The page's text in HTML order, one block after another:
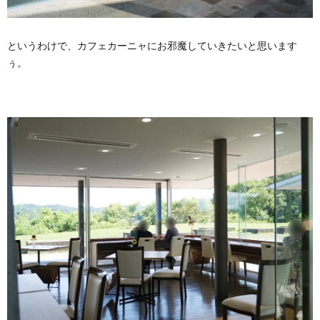
というわけで、カフェカーニャにお邪魔していきたいと思います
ぅ。